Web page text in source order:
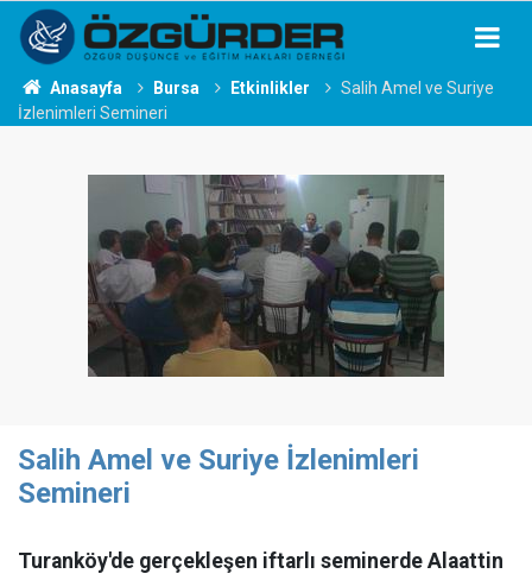
Anasayfa Bursa Etkinlikler
Salih Amel ve Suriye
İzlenimleri Semineri
Salih Amel ve Suriye İzlenimleri
Semineri
Turanköy'de gerçekleşen iftarlı seminerde Alaattin